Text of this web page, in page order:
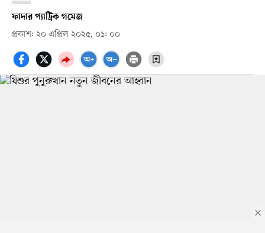
ফাদার প্যাট্রিক গমেজ
প্রকাশ: ২০ এপ্রিল ২০২৫, ০১: ০০